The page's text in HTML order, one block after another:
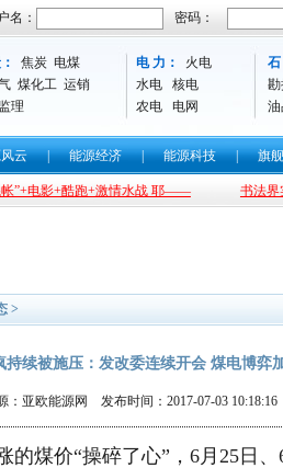
名： 密码：
焦炭 电煤
煤化工 运销
理
电 力：
火电
水电
核电
农电
电网
石
云 | 能源经济 | 能源科技 | 旗
电影+酷跑+激情水战 耶—— 书法界实力
>
持续被施压：发改委连续开会 煤电博弈
：亚欧能源网 发布时间：2017-07-03 10:18:16
煤价“操碎了心”，6月25日、